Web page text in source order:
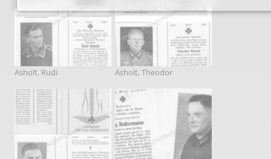
Asholt, Rudi Asholt, Theodor